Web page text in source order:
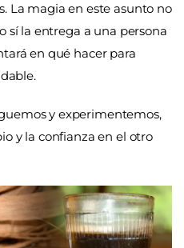
La magia en este asunto no
sí la entrega a una persona
en qué hacer para
y experimentemos,
y la confianza en el otro